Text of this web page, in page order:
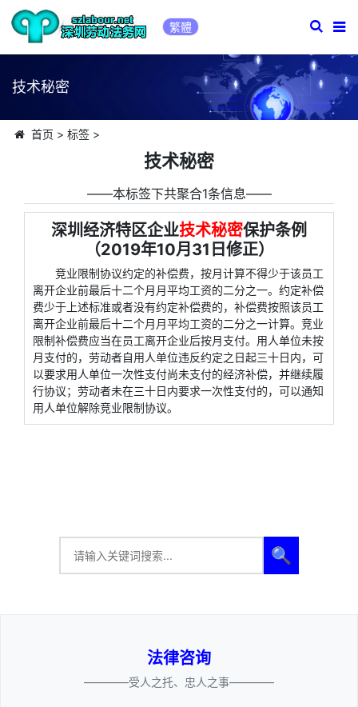
繁體
技术秘密
首页 > 标签>
技术秘密
――本标签下共聚合1条信息――
深圳经济特区企业技术秘密保护条例
（2019年10月31日修正）
竞业限制协议约定的补偿费，按月计算不得少于该员工
离开企业前最后十二个月月平均工资的二分之一。约定补偿
费少于上述标准或者没有约定补偿费的，补偿费按照该员工
离开企业前最后十二个月月平均工资的二分之一计算。竞业
限制补偿费应当在员工离开企业后按月支付。用人单位未按
月支付的，劳动者自用人单位违反约定之日起三十日内，可
以要求用人单位一次性支付尚未支付的经济补偿，并继续履
行协议；劳动者未在三十日内要求一次性支付的，可以通知
用人单位解除竞业限制协议。
🔍
法律咨询
————受人之托、忠人之事————